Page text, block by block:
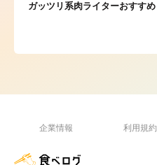
ガッツリ系肉ライターおすす
企業情報 利用規約